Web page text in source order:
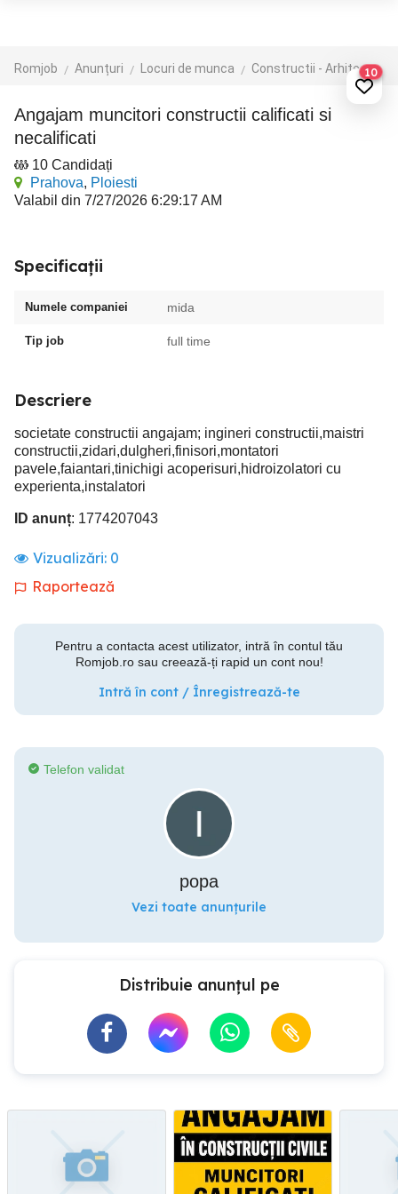
Romjob Anunțuri Locuri de munca Constructii - Arhitectura - Design10
angajam muncitori constructii calificati si
necalificati
10 Candidați
Prahova, Ploiesti
Valabil din 7/27/2026 6:29:17 AM
Specificații
Numele companiei mida
Tip job full time
Descriere
societate constructii angajam; ingineri constructii,maistri
constructii,zidari,dulgheri,finisori,montatori
pavele,faiantari,tinichigi acoperisuri,hidroizolatori cu
experienta,instalatori
ID anunț: 1774207043
Vizualizări: 0
Raportează
Pentru a contacta acest utilizator, intră în contul tău
Romjob.ro sau creează-ți rapid un cont nou!
Intră în cont / Înregistrează-te
Telefon validat
popa
Vezi toate anunțurile
Distribuie anunțul pe